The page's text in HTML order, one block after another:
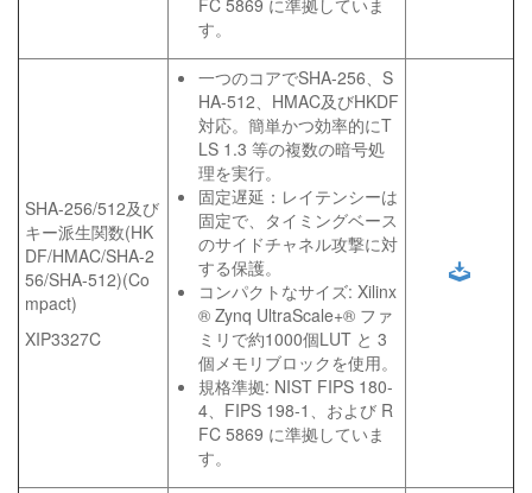
FC 5869 に準拠していま
す。
SHA-256/512及び
キー派生関数(HK
DF/HMAC/SHA-2
56/SHA-512)(Co
mpact)
XIP3327C
一つのコアでSHA-256、S
HA-512、HMAC及びHKDF
対応。簡単かつ効率的にT
LS 1.3 等の複数の暗号処
理を実行。
固定遅延：レイテンシーは
固定で、タイミングベース
のサイドチャネル攻撃に対
する保護。
コンパクトなサイズ: Xilinx
® Zynq UltraScale+® ファ
ミリで約1000個LUT と 3
個メモリブロックを使用。
規格準拠: NIST FIPS 180-
4、FIPS 198-1、および R
FC 5869 に準拠していま
す。